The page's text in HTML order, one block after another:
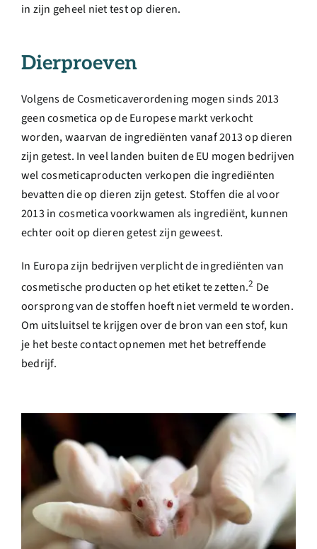
in zijn geheel niet test op dieren.
Dierproeven
Volgens de Cosmeticaverordening mogen sinds 2013
geen cosmetica op de Europese markt verkocht
worden, waarvan de ingrediënten vanaf 2013 op dieren
zijn getest. In veel landen buiten de EU mogen bedrijven
wel cosmeticaproducten verkopen die ingrediënten
bevatten die op dieren zijn getest. Stoffen die al voor
2013 in cosmetica voorkwamen als ingrediënt, kunnen
echter ooit op dieren getest zijn geweest.
In Europa zijn bedrijven verplicht de ingrediënten van
cosmetische producten op het etiket te zetten.2 De
oorsprong van de stoffen hoeft niet vermeld te worden.
Om uitsluitsel te krijgen over de bron van een stof, kun
je het beste contact opnemen met het betreffende
bedrijf.